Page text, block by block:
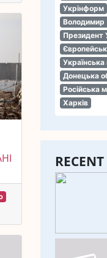
Укрінформ
Володимир
Президент
Українська
Донецька
Російська
Харків